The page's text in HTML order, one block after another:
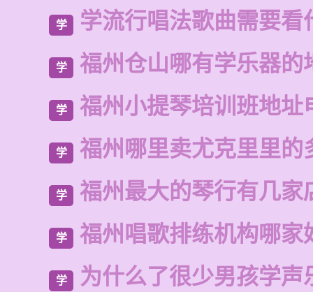
学 学流行唱法歌曲需要看
学 福州仓山哪有学乐器的
学 福州小提琴培训班地址
学 福州哪里卖尤克里里的
学 福州最大的琴行有几家
学 福州唱歌排练机构哪家
学 为什么了很少男孩学声